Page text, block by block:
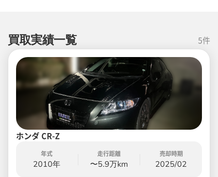
買取実績一覧 5件
ホンダ CR-Z
年式
2010年
走行距離
〜5.9万km
売却時期
2025/02